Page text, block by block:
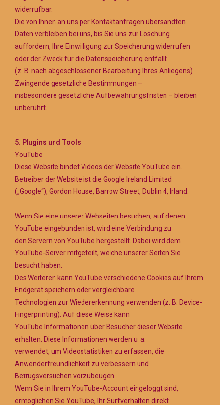
widerrufbar.
Die von Ihnen an uns per Kontaktanfragen übersandten
Daten verbleiben bei uns, bis Sie uns zur Löschung
auffordern, Ihre Einwilligung zur Speicherung widerrufen
oder der Zweck für die Datenspeicherung entfällt
(z. B. nach abgeschlossener Bearbeitung Ihres Anliegens).
Zwingende gesetzliche Bestimmungen –
insbesondere gesetzliche Aufbewahrungsfristen – bleiben
unberührt.
5. Plugins und Tools
YouTube
Diese Website bindet Videos der Website YouTube ein.
Betreiber der Website ist die Google Ireland Limited
(„Google“), Gordon House, Barrow Street, Dublin 4, Irland.
Wenn Sie eine unserer Webseiten besuchen, auf denen
YouTube eingebunden ist, wird eine Verbindung zu
den Servern von YouTube hergestellt. Dabei wird dem
YouTube-Server mitgeteilt, welche unserer Seiten Sie
besucht haben.
Des Weiteren kann YouTube verschiedene Cookies auf Ihrem
Endgerät speichern oder vergleichbare
Technologien zur Wiedererkennung verwenden (z. B. Device-
Fingerprinting). Auf diese Weise kann
YouTube Informationen über Besucher dieser Website
erhalten. Diese Informationen werden u. a.
verwendet, um Videostatistiken zu erfassen, die
Anwenderfreundlichkeit zu verbessern und
Betrugsversuchen vorzubeugen.
Wenn Sie in Ihrem YouTube-Account eingeloggt sind,
ermöglichen Sie YouTube, Ihr Surfverhalten direkt